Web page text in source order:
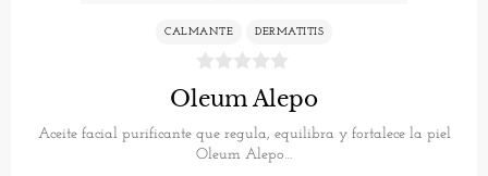
CALMANTE DERMATITIS
Oleum Alepo
Aceite facial purificante que regula, equilibra y fortalece la piel
Oleum Alepo…